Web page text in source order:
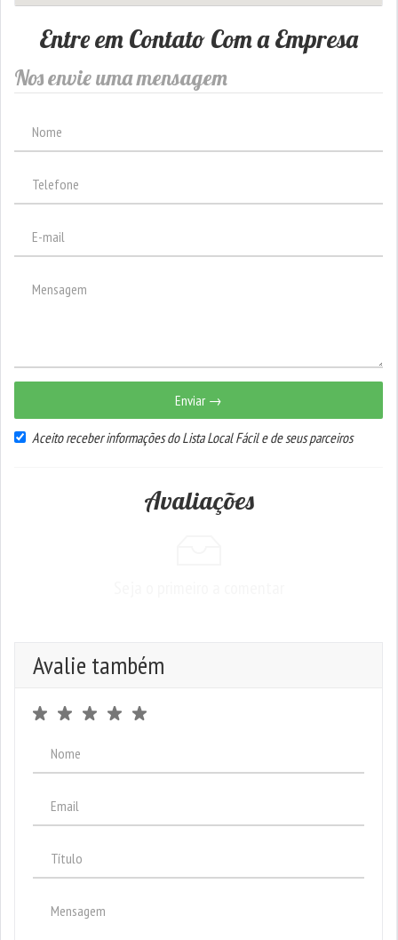
Entre em Contato Com a Empresa
Nos envie uma mensagem
Enviar →
Aceito receber informações do Lista Local Fácil e de seus parceiros
Avaliações
Avalie também